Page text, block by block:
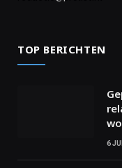
TOP BERICHTEN
6